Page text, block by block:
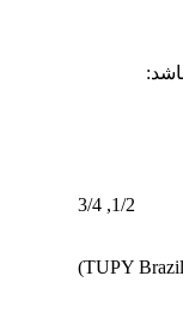
1/2
,
3/4